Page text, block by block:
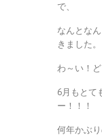
で、
なんとな
きました。
わ～い！
6月もとて
ー！！！
何年かぶ